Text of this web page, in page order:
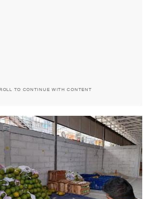
TO CONTINUE WITH CONTENT